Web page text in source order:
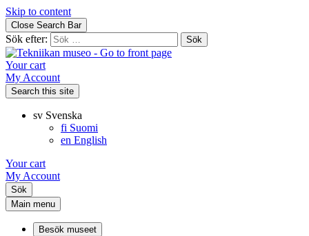
Skip to content
Close Search Bar
Sök efter:
Your cart
My Account
Search this site
sv Svenska
fi Suomi
en English
Your cart
My Account
Sök
Main menu
Besök museet